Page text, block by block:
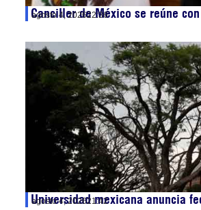
Canciller de México se reúne
agosto 4, 202622:36
Universidad mexicana anuncia
agosto 4, 202621:42